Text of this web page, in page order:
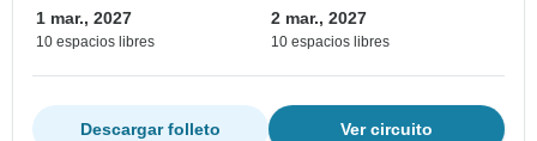
1 mar., 2027
10 espacios libres
2 mar., 2027
10 espacios libres
Ver circuito
Descargar folleto